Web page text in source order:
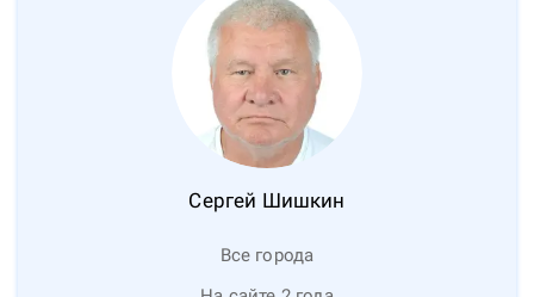
Сергей Шишкин
Все города